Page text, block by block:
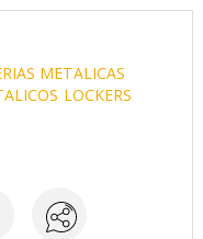
METALICAS
LOCKERS